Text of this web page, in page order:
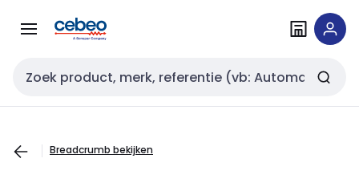
naar
naar
Zoekveld invoer
Breadcrumb bekijken